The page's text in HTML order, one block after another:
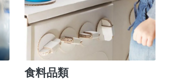
食料品類